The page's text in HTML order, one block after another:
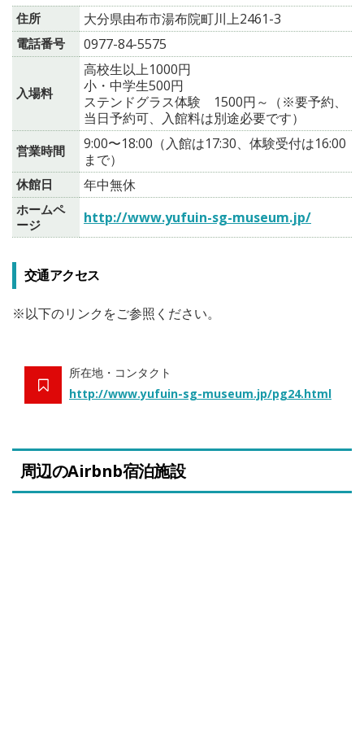
住所 大分県由布市湯布院町川上2461-3
電話番号 0977-84-5575
入場料
高校生以上1000円
小・中学生500円
ステンドグラス体験 1500円～（※要予約、
当日予約可、入館料は別途必要です）
営業時間
9:00〜18:00（入館は17:30、体験受付は16:00
まで）
休館日 年中無休
ホームペ
ージ
http://www.yufuin-sg-museum.jp/
交通アクセス
※以下のリンクをご参照ください。
所在地・コンタクト
http://www.yufuin-sg-museum.jp/pg24.html
周辺のAirbnb宿泊施設